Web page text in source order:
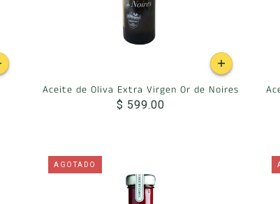
Aceite de Oliva Extra Virgen Or de Noires
$ 599.00
AGOTADO